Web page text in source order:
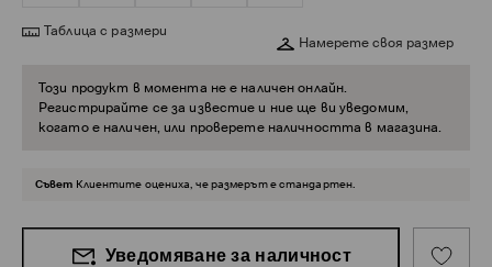
Таблица с размери
Намерете своя размер
Този продукт в момента не е наличен онлайн.
Регистрирайте се за известие и ние ще ви уведомим,
когато е наличен, или проверете наличността в магазина.
Съвет Клиентите оцениха, че размерът е стандартен.
Уведомяване за наличност